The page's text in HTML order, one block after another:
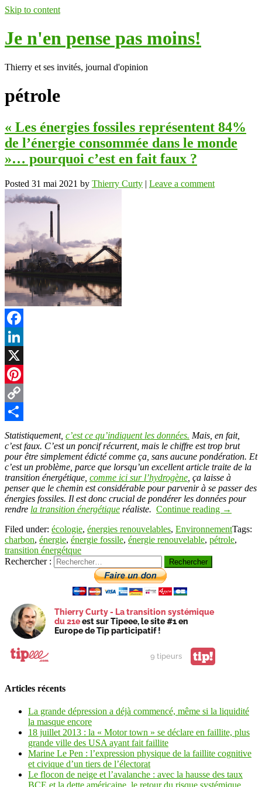
Skip to content
Je n'en pense pas moins!
Thierry et ses invités, journal d'opinion
pétrole
« Les énergies fossiles représentent 84%
de l’énergie consommée dans le monde
»… pourquoi c’est en fait faux ?
Posted 31 mai 2021 by Thierry Curty | Leave a comment
Facebook
LinkedIn
X
Pinterest
Copy
Link
Partager
Statistiquement, c’est ce qu’indiquent les données. Mais, en fait,
c’est faux. C’est un poncif récurrent, mais le chiffre est trop brut
pour être simplement édicté comme ça, sans aucune pondération. Et
c’est un problème, parce que lorsqu’un excellent article traite de la
transition énergétique, comme ici sur l’hydrogène , ça laisse à
penser que le chemin est considérable pour parvenir à se passer des
énergies fossiles. Il est donc crucial de pondérer les données pour
rendre la transition énergétique réaliste. Continue reading →
Filed under: écologie, énergies renouvelables, EnvironnementTags:
charbon, énergie, énergie fossile, énergie renouvelable, pétrole,
transition énergétque
Rechercher :
Thierry Curty - La transition systémique
du 21eest sur Tipeee, le site #1 en
Europe de Tip participatif !
9 tipeurs tip!
Articles récents
La grande dépression a déjà commencé, même si la liquidité
la masque encore
18 juillet 2013 : la « Motor town » se déclare en faillite, plus
grande ville des USA ayant fait faillite
Marine Le Pen : l’expression physique de la faillite cognitive
et civique d’un tiers de l’électorat
Le flocon de neige et l’avalanche : avec la hausse des taux